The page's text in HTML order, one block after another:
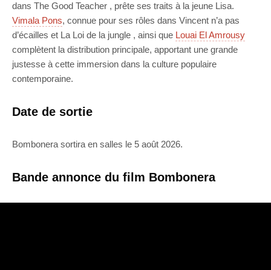
dans The Good Teacher , prête ses traits à la jeune Lisa.
Vimala Pons, connue pour ses rôles dans Vincent n’a pas
d’écailles et La Loi de la jungle , ainsi que Louai El Amrousy
complètent la distribution principale, apportant une grande
justesse à cette immersion dans la culture populaire
contemporaine.
Date de sortie
Bombonera sortira en salles le 5 août 2026.
Bande annonce du film Bombonera